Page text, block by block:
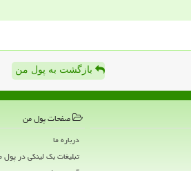
بازگشت به پول من
صفحات پول من
درباره ما
تبلیغات بک لینکی در